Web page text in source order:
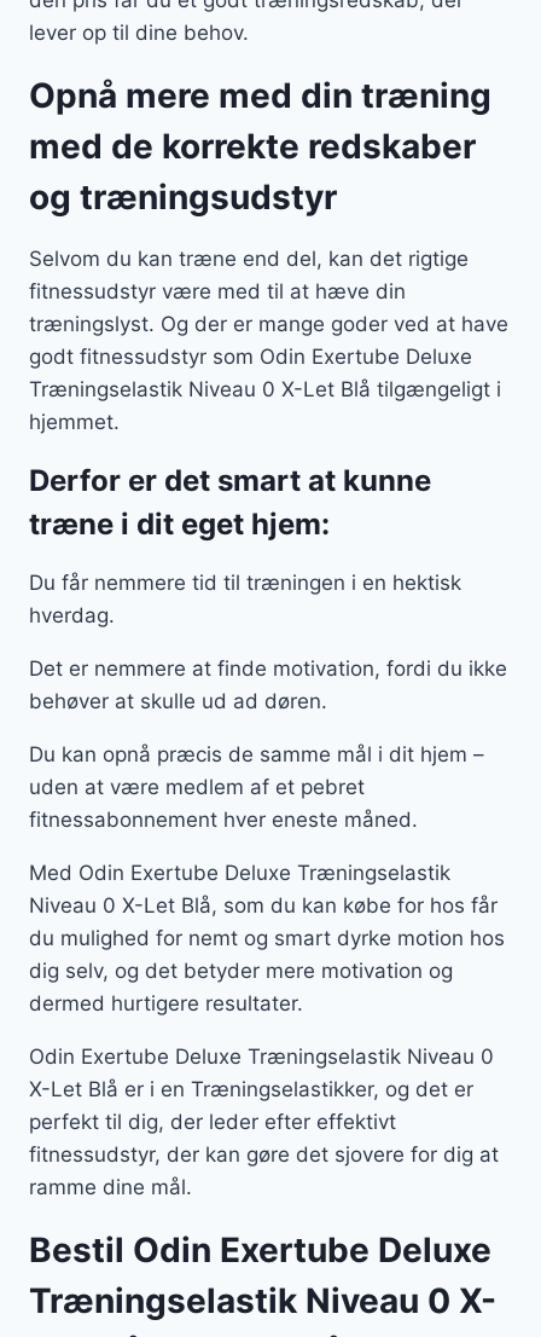
lever op til dine behov.
Opnå mere med din træning
med de korrekte redskaber
og træningsudstyr
Selvom du kan træne end del, kan det rigtige
fitnessudstyr være med til at hæve din
træningslyst. Og der er mange goder ved at have
godt fitnessudstyr som Odin Exertube Deluxe
Træningselastik Niveau 0 X-Let Blå tilgængeligt i
hjemmet.
Derfor er det smart at kunne
træne i dit eget hjem:
Du får nemmere tid til træningen i en hektisk
hverdag.
Det er nemmere at finde motivation, fordi du ikke
behøver at skulle ud ad døren.
Du kan opnå præcis de samme mål i dit hjem –
uden at være medlem af et pebret
fitnessabonnement hver eneste måned.
Med Odin Exertube Deluxe Træningselastik
Niveau 0 X-Let Blå, som du kan købe for hos får
du mulighed for nemt og smart dyrke motion hos
dig selv, og det betyder mere motivation og
dermed hurtigere resultater.
Odin Exertube Deluxe Træningselastik Niveau 0
X-Let Blå er i en Træningselastikker, og det er
perfekt til dig, der leder efter effektivt
fitnessudstyr, der kan gøre det sjovere for dig at
ramme dine mål.
Bestil Odin Exertube Deluxe
Træningselastik Niveau 0 X-